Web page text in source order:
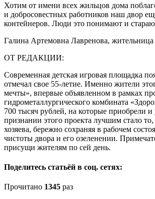
Хотим от имени всех жильцов дома
и добросовестных работников наш двор
контейнеров. Люди это понимают и
Галина Артемовна Лавренова,
ОТ РЕДАКЦИИ:
Современная детская игровая площадка
отмечал свое 55-летие. Именно жители
мечты», впервые объявленном в рамках
гидрометаллургического комбината
700 тысяч рублей, на которые приобрели
признании этого проекта лучшим стало
хозяева, бережно сохраняя в рабочем
чистоты двора и его озеленении.
присущи жителям по сей день.
Поделитесь статьёй в соц. сетях:
Прочитано 1345 раз